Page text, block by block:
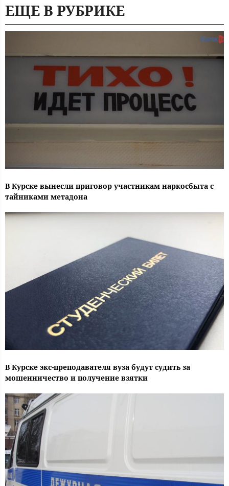
ЕЩЕ В РУБРИКЕ
В Курске вынесли приговор участникам наркосбыта с
тайниками метадона
В Курске экс-преподавателя вуза будут судить за
мошенничество и получение взятки